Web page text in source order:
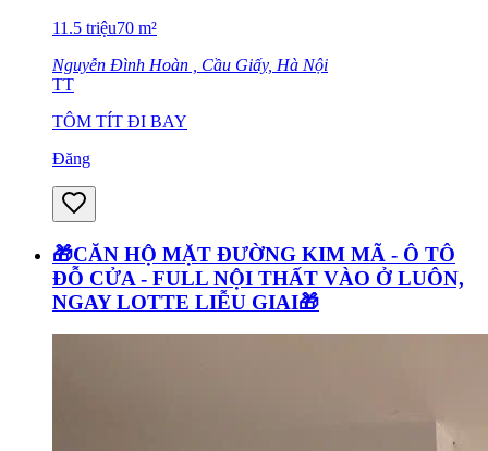
11.5 triệu70 m²
Nguyễn Đình Hoàn , Cầu Giấy, Hà Nội
TT
TÔM TÍT ĐI BAY
Đăng
🎁CĂN HỘ MẶT ĐƯỜNG KIM MÃ - Ô TÔ
ĐỖ CỬA - FULL NỘI THẤT VÀO Ở LUÔN,
NGAY LOTTE LIỄU GIAI🎁